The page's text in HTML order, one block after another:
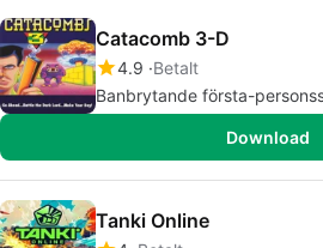
Catacomb 3-D
4.9 Betalt
Banbrytande första-
Download
Tanki Online